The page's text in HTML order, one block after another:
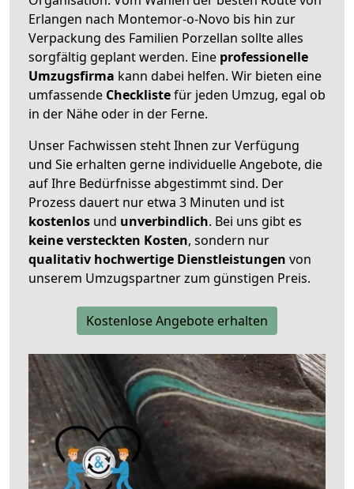
Erlangen nach Montemor-o-Novo bis hin zur
Verpackung des Familien Porzellan sollte alles
sorgfältig geplant werden. Eine professionelle
Umzugsfirma kann dabei helfen. Wir bieten eine
umfassende Checklistefür jeden Umzug, egal ob
in der Nähe oder in der Ferne.
Unser Fachwissen steht Ihnen zur Verfügung
und Sie erhalten gerne individuelle Angebote, die
auf Ihre Bedürfnisse abgestimmt sind. Der
Prozess dauert nur etwa 3 Minuten und ist
kostenlos und unverbindlich. Bei uns gibt es
keine versteckten Kosten, sondern nur
qualitativ hochwertige Dienstleistungen von
unserem Umzugspartner zum günstigen Preis.
Kostenlose Angebote erhalten